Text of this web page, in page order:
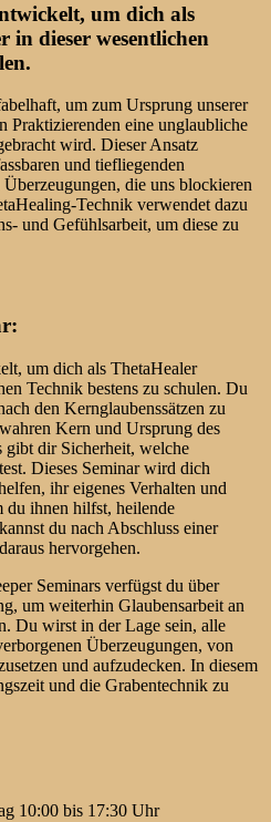
um dich als
in dieser wesentlichen
um zum Ursprung unserer
Praktizierenden eine unglaubliche
wird. Dieser Ansatz
und tiefliegenden
die uns blockieren
Technik verwendet dazu
und Gefühlsarbeit, um diese zu
um dich als ThetaHealer
Technik bestens zu schulen. Du
den Kernglaubenssätzen zu
Kern und Ursprung des
gibt dir Sicherheit, welche
Dieses Seminar wird dich
ihr eigenes Verhalten und
du ihnen hilfst, heilende
du nach Abschluss einer
hervorgehen.
Seminars verfügst du über
um weiterhin Glaubensarbeit an
Du wirst in der Lage sein, alle
Überzeugungen, von
und aufzudecken. In diesem
und die Grabentechnik zu
10:00 bis 17:30 Uhr